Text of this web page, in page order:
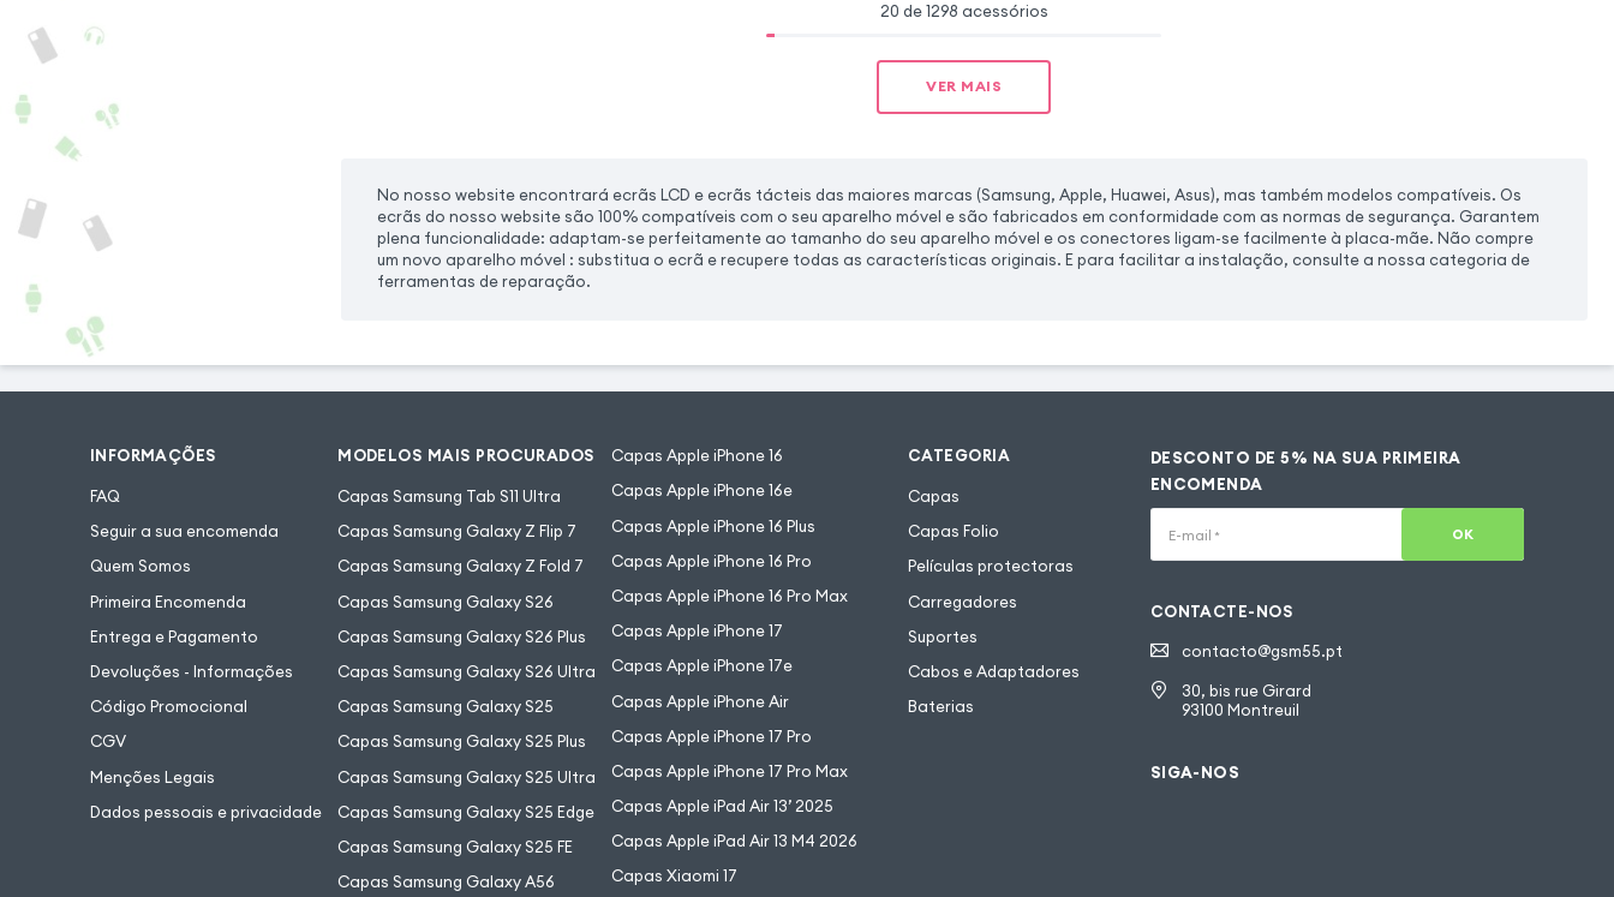
20 de 1298 acessórios
VER MAIS
No nosso website encontrará ecrãs LCD e ecrãs tácteis das maiores marcas (Samsung, Apple, Huawei, Asus), mas também modelos compatíveis. Os
ecrãs do nosso website são 100% compatíveis com o seu aparelho móvel e são fabricados em conformidade com as normas de segurança. Garantem
plena funcionalidade: adaptam-se perfeitamente ao tamanho do seu aparelho móvel e os conectores ligam-se facilmente à placa-mãe. Não compre
um novo aparelho móvel : substitua o ecrã e recupere todas as características originais. E para facilitar a instalação, consulte a nossa categoria de
ferramentas de reparação.
INFORMAÇÕES
FAQ
Seguir a sua encomenda
Quem Somos
Primeira Encomenda
Entrega e Pagamento
Devoluções - Informações
Código Promocional
CGV
Menções Legais
Dados pessoais e privacidade
MODELOS MAIS PROCURADOS
Capas Samsung Tab S11 Ultra
Capas Samsung Galaxy Z Flip 7
Capas Samsung Galaxy Z Fold 7
Capas Samsung Galaxy S26
Capas Samsung Galaxy S26 Plus
Capas Samsung Galaxy S26 Ultra
Capas Samsung Galaxy S25
Capas Samsung Galaxy S25 Plus
Capas Samsung Galaxy S25 Ultra
Capas Samsung Galaxy S25 Edge
Capas Samsung Galaxy S25 FE
Capas Samsung Galaxy A56
Capas Apple iPhone 16
Capas Apple iPhone 16e
Capas Apple iPhone 16 Plus
Capas Apple iPhone 16 Pro
Capas Apple iPhone 16 Pro Max
Capas Apple iPhone 17
Capas Apple iPhone 17e
Capas Apple iPhone Air
Capas Apple iPhone 17 Pro
Capas Apple iPhone 17 Pro Max
Capas Apple iPad Air 13’ 2025
Capas Apple iPad Air 13 M4 2026
Capas Xiaomi 17
CATEGORIA
Capas
Capas Folio
Películas protectoras
Carregadores
Suportes
Cabos e Adaptadores
Baterias
DESCONTO DE 5% NA SUA PRIMEIRA
ENCOMENDA
E-mail * OK
CONTACTE-NOS
contacto@gsm55.pt
30, bis rue Girard
93100 Montreuil
SIGA-NOS